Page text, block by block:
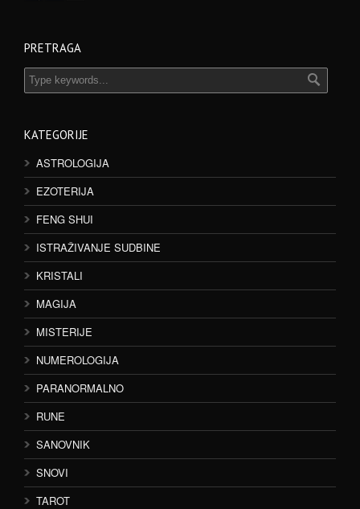
PRETRAGA
KATEGORIJE
ASTROLOGIJA
EZOTERIJA
FENG SHUI
ISTRAŽIVANJE SUDBINE
KRISTALI
MAGIJA
MISTERIJE
NUMEROLOGIJA
PARANORMALNO
RUNE
SANOVNIK
SNOVI
TAROT